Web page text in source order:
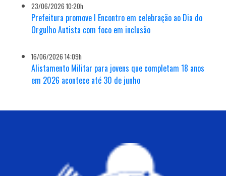
23/06/2026 10:20h
Prefeitura promove I Encontro em celebração ao Dia do
Orgulho Autista com foco em inclusão
16/06/2026 14:09h
Alistamento Militar para jovens que completam 18 anos
em 2026 acontece até 30 de junho